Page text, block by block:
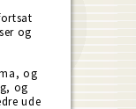
og
og
og
ude